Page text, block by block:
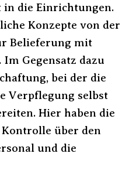
die Einrichtungen.
Konzepte von der
Belieferung mit
Gegensatz dazu
bei der die
Verpflegung selbst
Hier haben die
über den
und die